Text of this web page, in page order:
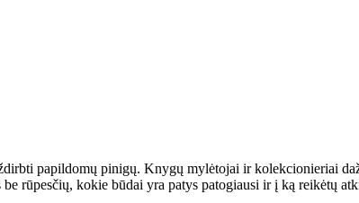
rūpesčių, kokie būdai yra patys patogiausi ir į ką reikėtų